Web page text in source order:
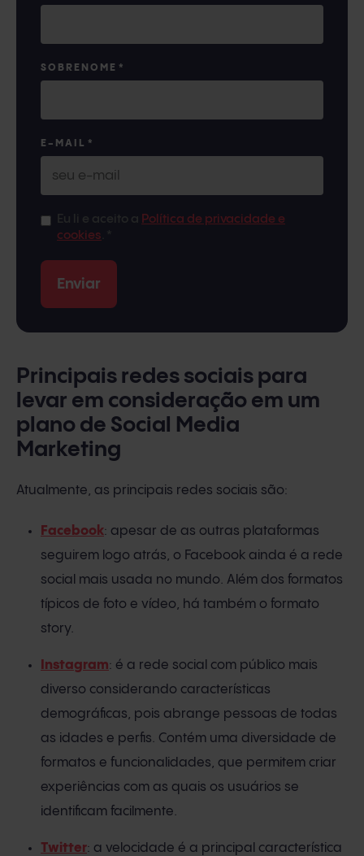
SOBRENOME *
E-MAIL *
Política de privacidade e
cookies
Principais redes sociais para
levar em consideração em um
plano de Social Media
Marketing
Atualmente, as principais redes sociais são:
Facebook: apesar de as outras plataformas
seguirem logo atrás, o Facebook ainda é a rede
social mais usada no mundo. Além dos formatos
típicos de foto e vídeo, há também o formato
story.
Instagram: é a rede social com público mais
diverso considerando características
demográficas, pois abrange pessoas de todas
as idades e perfis. Contém uma diversidade de
formatos e funcionalidades, que permitem criar
experiências com as quais os usuários se
identificam facilmente.
Twitter: a velocidade é a principal característica